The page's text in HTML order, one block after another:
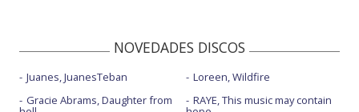
NOVEDADES DISCOS
Juanes, JuanesTeban
Gracie Abrams, Daughter from
Loreen, Wildfire
RAYE, This music may contain